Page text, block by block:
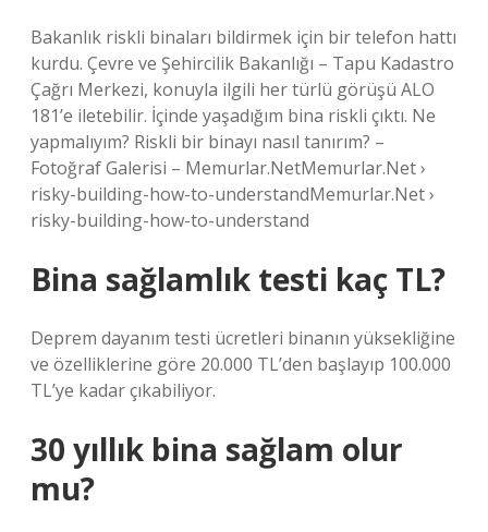
Bakanlık riskli binaları bildirmek için bir telefon hattı
kurdu. Çevre ve Şehircilik Bakanlığı – Tapu Kadastro
Çağrı Merkezi, konuyla ilgili her türlü görüşü ALO
181’e iletebilir. İçinde yaşadığım bina riskli çıktı. Ne
yapmalıyım? Riskli bir binayı nasıl tanırım? –
Fotoğraf Galerisi – Memurlar.NetMemurlar.Net ›
risky-building-how-to-understandMemurlar.Net ›
risky-building-how-to-understand
Bina sağlamlık testi kaç TL?
Deprem dayanım testi ücretleri binanın yüksekliğine
ve özelliklerine göre 20.000 TL’den başlayıp 100.000
TL’ye kadar çıkabiliyor.
30 yıllık bina sağlam olur
mu?